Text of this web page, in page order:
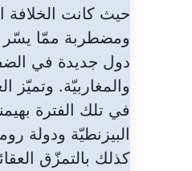
حيث كانت الخلافة
ومضطربة ممّا يسّر
دول جديدة في
والمغاربيّة.
في تلك الفترة
البيزنطيّة ودولة
كذلك بالتمزّق